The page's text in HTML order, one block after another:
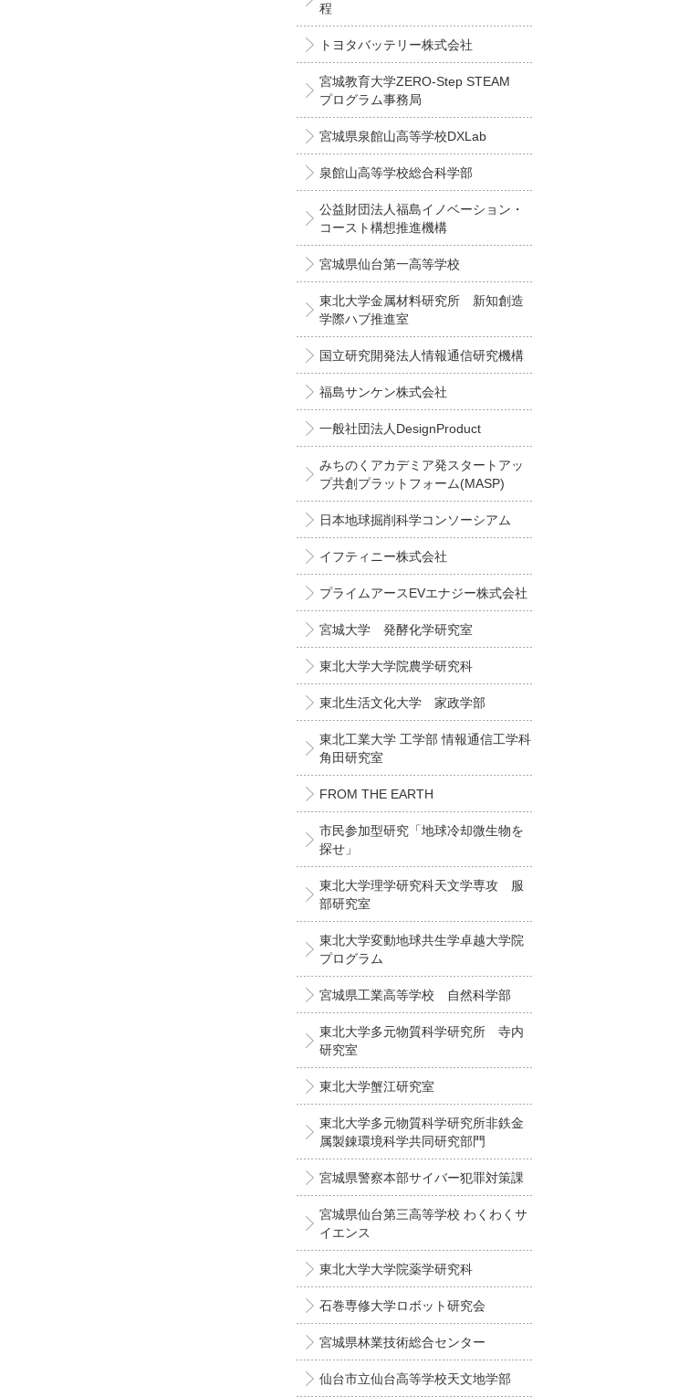
程
トヨタバッテリー株式会社
宮城教育大学ZERO-Step STEAM
プログラム事務局
宮城県泉館山高等学校DXLab
泉館山高等学校総合科学部
公益財団法人福島イノベーション・
コースト構想推進機構
宮城県仙台第一高等学校
東北大学金属材料研究所 新知創造
学際ハブ推進室
国立研究開発法人情報通信研究機構
福島サンケン株式会社
一般社団法人DesignProduct
みちのくアカデミア発スタートアッ
プ共創プラットフォーム(MASP)
日本地球掘削科学コンソーシアム
イフティニー株式会社
プライムアースEVエナジー株式会社
宮城大学 発酵化学研究室
東北大学大学院農学研究科
東北生活文化大学 家政学部
東北工業大学 工学部 情報通信工学科
角田研究室
FROM THE EARTH
市民参加型研究「地球冷却微生物を
探せ」
東北大学理学研究科天文学専攻 服
部研究室
東北大学変動地球共生学卓越大学院
プログラム
宮城県工業高等学校 自然科学部
東北大学多元物質科学研究所 寺内
研究室
東北大学蟹江研究室
東北大学多元物質科学研究所非鉄金
属製錬環境科学共同研究部門
宮城県警察本部サイバー犯罪対策課
宮城県仙台第三高等学校 わくわくサ
イエンス
東北大学大学院薬学研究科
石巻専修大学ロボット研究会
宮城県林業技術総合センター
仙台市立仙台高等学校天文地学部